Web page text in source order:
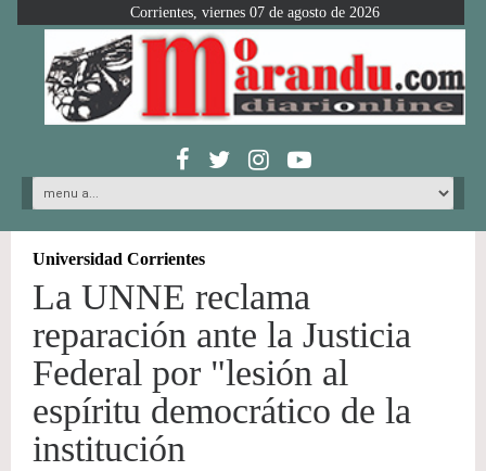
Corrientes, viernes 07 de agosto de 2026
Universidad Corrientes
La UNNE reclama
reparación ante la Justicia
Federal por "lesión al
espíritu democrático de la
institución